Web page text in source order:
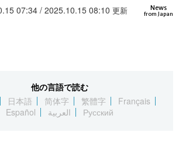
Русский
News
from Japan
07:34 / 2025.10.15 08:10 更新
他の言語で読む
日本語 简体字 繁體字
Français
Español
العربية Русский